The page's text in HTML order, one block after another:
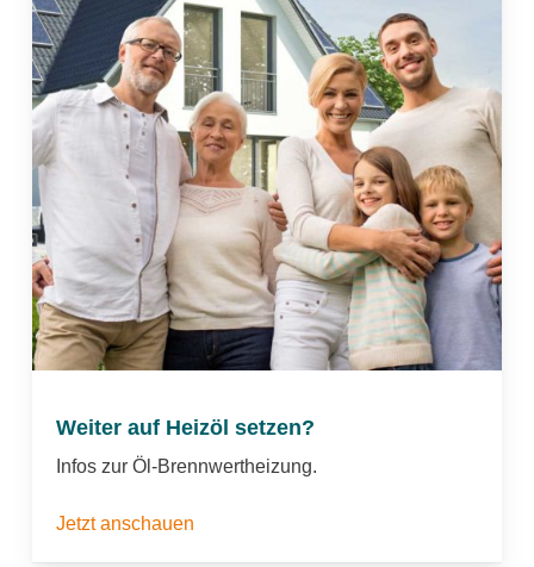
Weiter auf Heizöl setzen?
Infos zur Öl-Brennwertheizung.
Jetzt anschauen